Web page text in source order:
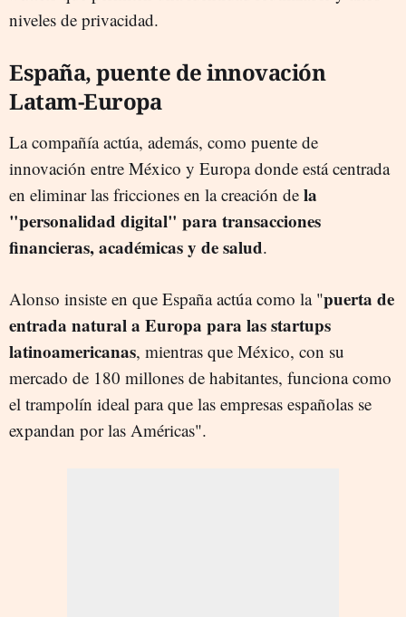
niveles de privacidad.
España, puente de innovación
Latam-Europa
La compañía actúa, además, como puente de
innovación entre México y Europa donde está centrada
en eliminar las fricciones en la creación de la
"personalidad digital" para transacciones
financieras, académicas y de salud.
Alonso insiste en que España actúa como la "puerta de
entrada natural a Europa para las startups
latinoamericanas, mientras que México, con su
mercado de 180 millones de habitantes, funciona como
el trampolín ideal para que las empresas españolas se
expandan por las Américas".